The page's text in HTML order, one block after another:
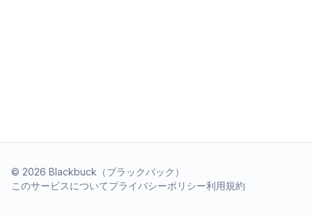
© 2026 Blackbuck（ブラックバック）
このサービスについてプライバシーポリシー利用規約